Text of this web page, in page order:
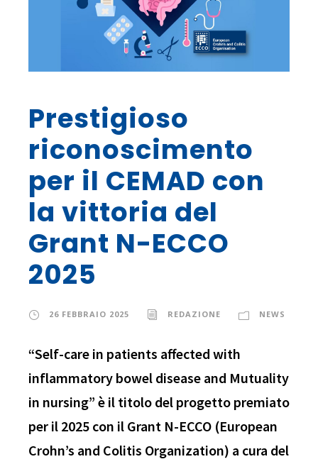
Prestigioso
riconoscimento
per il CEMAD con
la vittoria del
Grant N-ECCO
2025
26 FEBBRAIO 2025 REDAZIONE NEWS
“Self-care in patients affected with
inflammatory bowel disease and Mutuality
in nursing” è il titolo del progetto premiato
per il 2025 con il Grant N-ECCO (European
Crohn’s and Colitis Organization) a cura del